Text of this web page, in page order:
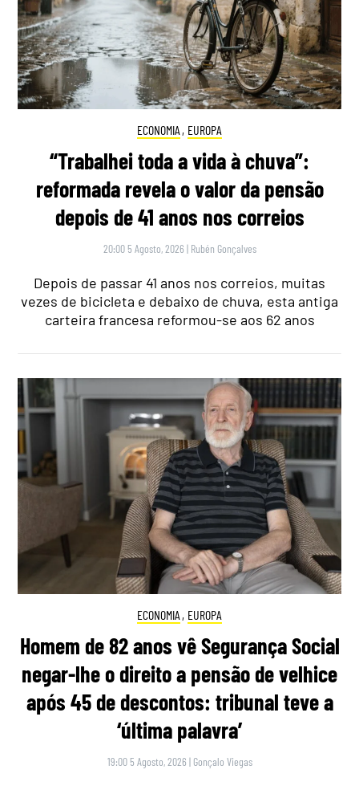
ECONOMIA , EUROPA
“Trabalhei toda a vida à chuva”:
reformada revela o valor da pensão
depois de 41 anos nos correios
20:00 5 Agosto, 2026 | Rubén Gonçalves
Depois de passar 41 anos nos correios, muitas
vezes de bicicleta e debaixo de chuva, esta antiga
carteira francesa reformou-se aos 62 anos
ECONOMIA , EUROPA
Homem de 82 anos vê Segurança Social
negar-lhe o direito a pensão de velhice
após 45 de descontos: tribunal teve a
‘última palavra’
19:00 5 Agosto, 2026 | Gonçalo Viegas